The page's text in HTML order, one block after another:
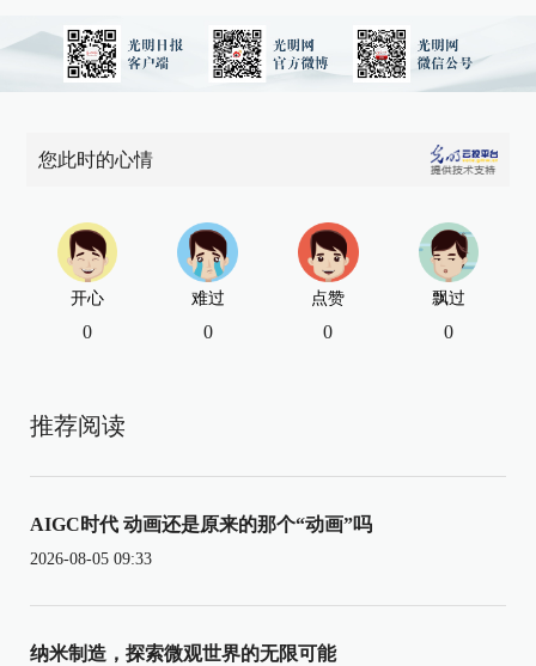
您此时的心情
开心
0
难过
0
点赞
0
飘过
0
推荐阅读
AIGC时代 动画还是原来的那个“动画”吗
2026-08-05 09:33
纳米制造，探索微观世界的无限可能